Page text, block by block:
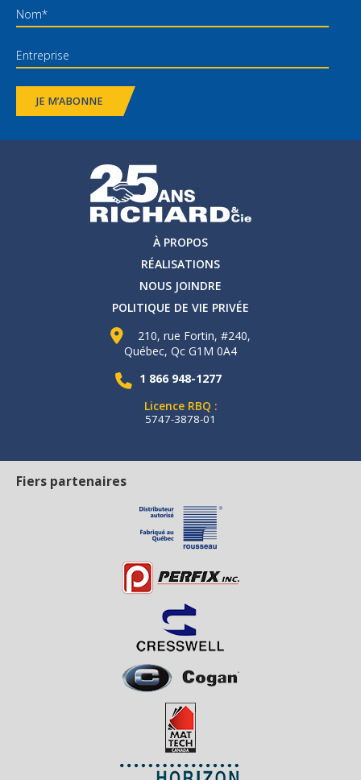
JE M’ABONNE
À PROPOS
RÉALISATIONS
NOUS JOINDRE
POLITIQUE DE VIE PRIVÉE
210, rue Fortin, #240,
Québec, Qc G1M 0A4
1 866 948-1277
Licence RBQ :
5747-3878-01
Fiers partenaires